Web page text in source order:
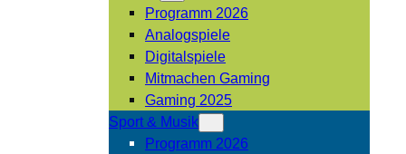
Programm 2026
Analogspiele
Digitalspiele
Mitmachen Gaming
Gaming 2025
Sport & Musik
Programm 2026